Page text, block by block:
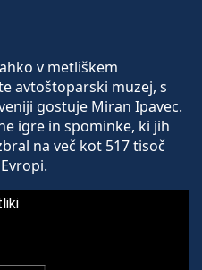
v metliškem
avtoštoparski muzej, s
gostuje Miran Ipavec.
igre in spominke, ki jih
na več kot 517 tisoč